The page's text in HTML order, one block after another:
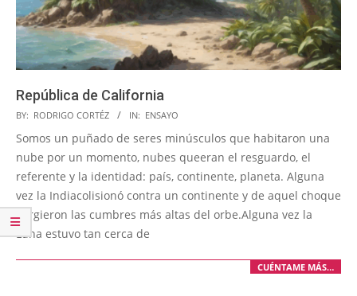
República de California
2025-
12-
13
BY: RODRIGO CORTÉZ IN: ENSAYO
Somos un puñado de seres minúsculos que habitaron una
nube por un momento, nubes queeran el resguardo, el
referente y la identidad: país, continente, planeta. Alguna
vez la Indiacolisionó contra un continente y de aquel choque
surgieron las cumbres más altas del orbe.Alguna vez la
Luna estuvo tan cerca de
CUÉNTAME MÁS…